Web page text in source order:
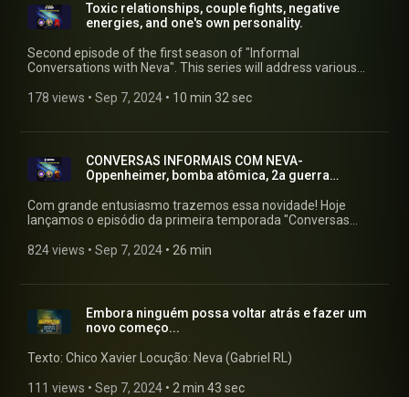
Toxic relationships, couple fights, negative
energies, and one's own personality.
Second episode of the first season of "Informal
Conversations with Neva". This series will address various
awaken and break paradigms and beliefs. Subscribe,
178 views • Sep 7, 2024 • 10 min 32 sec
CONVERSAS INFORMAIS COM NEVA-
Oppenheimer, bomba atômica, 2a guerra
Com grande entusiasmo trazemos essa novidade! Hoje
lançamos o episódio da primeira temporada "Conversas
temas, mesmo aqueles considerados polêmicos, visando
824 views • Sep 7, 2024 • 26 min
Embora ninguém possa voltar atrás e fazer um
novo começo...
Texto: Chico Xavier Locução: Neva (Gabriel RL)
111 views • Sep 7, 2024 • 2 min 43 sec